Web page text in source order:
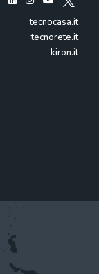
tecnocasa.it
tecnorete.it
kiron.it